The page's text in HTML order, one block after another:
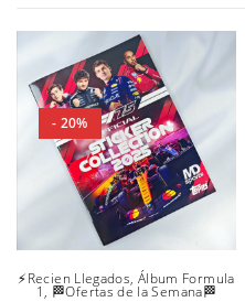
- 20%
⚡Recien Llegados, Álbum Formula
1 , 🏁Ofertas de la Semana🏁